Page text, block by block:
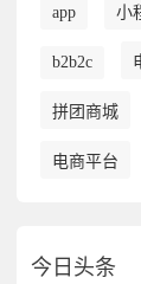
app 小
b2b2c
拼团商城
电商平台
今日头条